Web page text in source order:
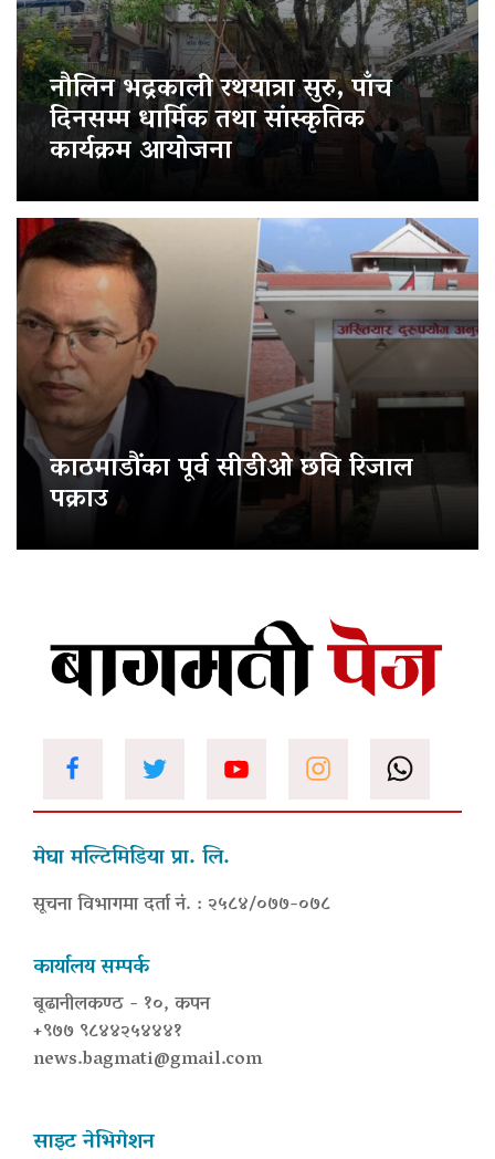
नौलिन भद्रकाली रथयात्रा सुरु, पाँच
दिनसम्म धार्मिक तथा सांस्कृतिक
कार्यक्रम आयोजना
काठमाडौंका पूर्व सीडीओ छवि रिजाल
पक्राउ
मेघा मल्टिमिडिया प्रा. लि.
सूचना विभागमा दर्ता नं. : २५८४/०७७-०७८
कार्यालय सम्पर्क
बूढानीलकण्ठ - १०, कपन
+९७७ ९८४४२५४४४१
news.bagmati@gmail.com
साइट नेभिगेशन